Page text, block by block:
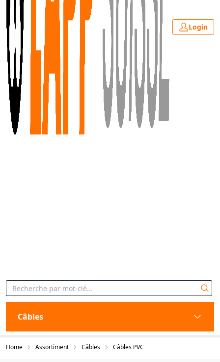
Login
Câbles
Home Assortiment Câbles Câbles PVC